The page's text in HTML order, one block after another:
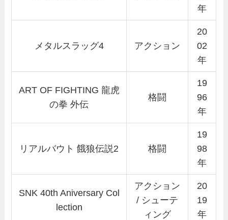
年
メタルスラッグ4 アクション
20
02
年
ART OF FIGHTING 龍虎
の拳 外伝
格闘
19
96
年
リアルバウト 餓狼伝説2 格闘
19
98
年
SNK 40th Aniversary Col
lection
アクション
/ シューテ
ィング
20
19
年